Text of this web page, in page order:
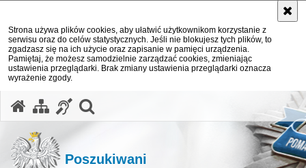
Strona używa plików cookies, aby ułatwić użytkownikom korzystanie z
serwisu oraz do celów statystycznych. Jeśli nie blokujesz tych plików, to
zgadzasz się na ich użycie oraz zapisanie w pamięci urządzenia.
Pamiętaj, że możesz samodzielnie zarządzać cookies, zmieniając
ustawienia przeglądarki. Brak zmiany ustawienia przeglądarki oznacza
wyrażenie zgody.
Poszukiwani